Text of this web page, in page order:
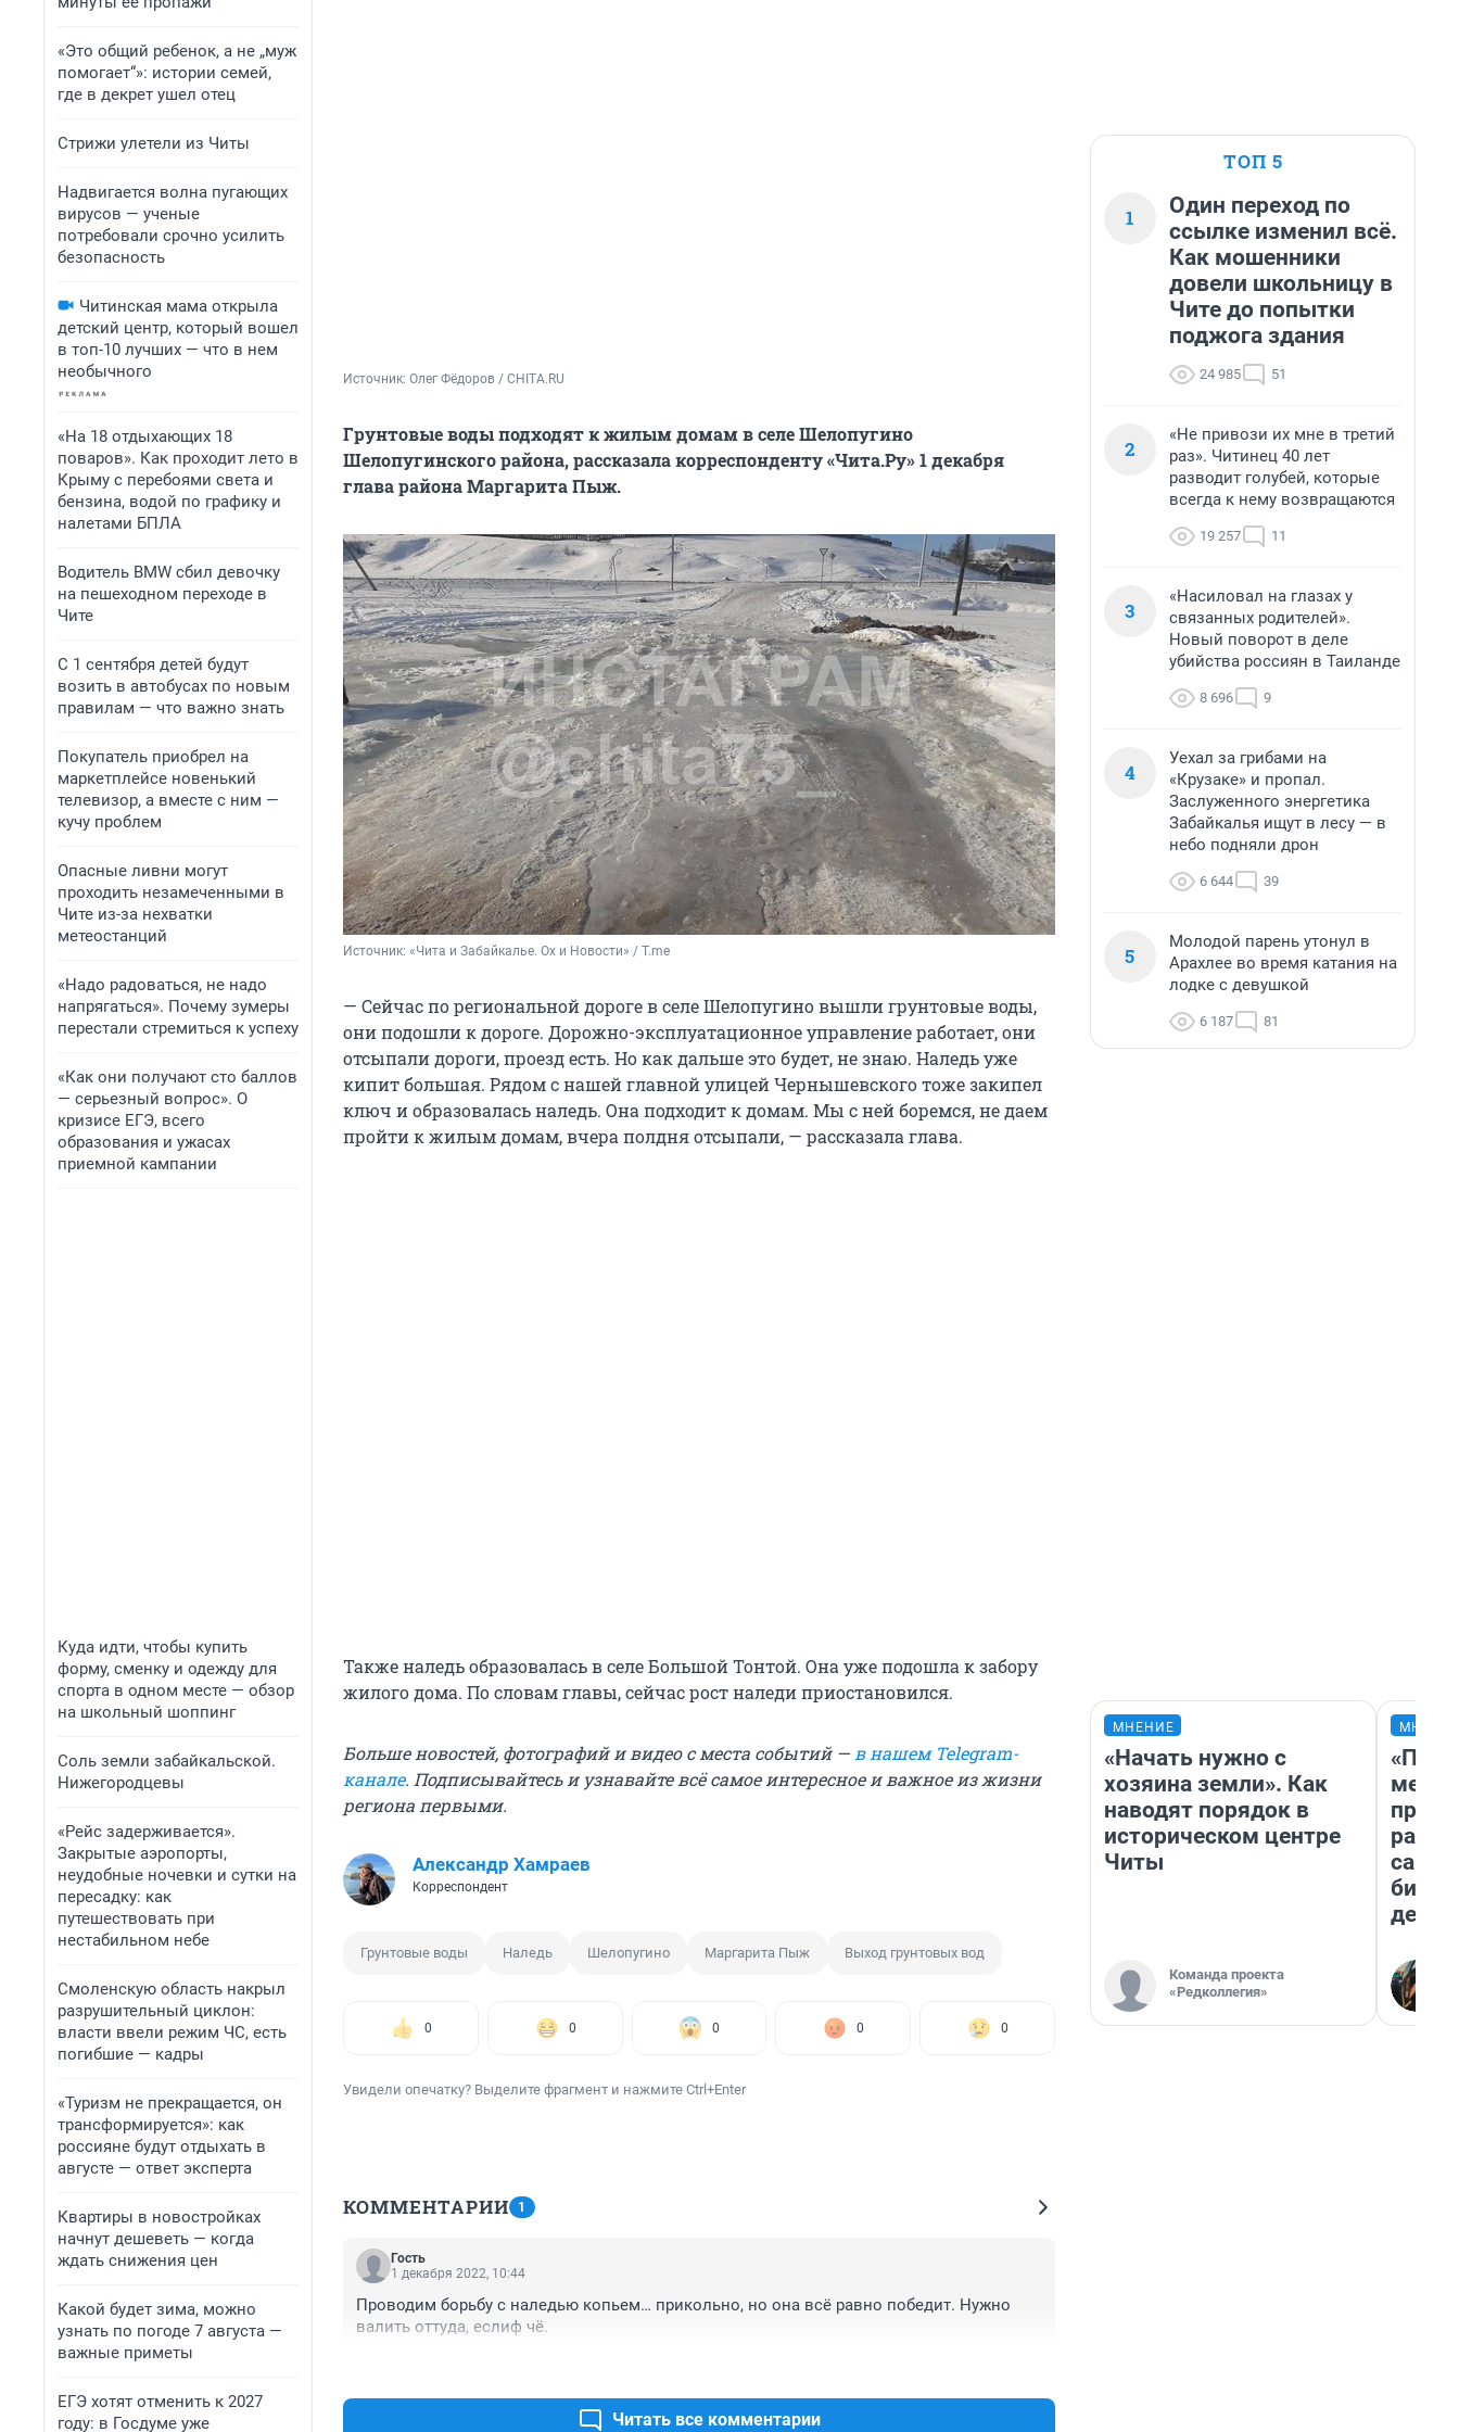
«Это общий ребенок, а не „муж
помогает“»: истории семей,
где в декрет ушел отец
Стрижи улетели из Читы
Надвигается волна пугающих
вирусов — ученые
потребовали срочно усилить
безопасность
Читинская мама открыла
детский центр, который вошел
в топ-10 лучших — что в нем
необычного
«На 18 отдыхающих 18
поваров». Как проходит лето в
Крыму с перебоями света и
бензина, водой по графику и
налетами БПЛА
Водитель BMW сбил девочку
на пешеходном переходе в
Чите
С 1 сентября детей будут
возить в автобусах по новым
правилам — что важно знать
Покупатель приобрел на
маркетплейсе новенький
телевизор, а вместе с ним —
кучу проблем
Опасные ливни могут
проходить незамеченными в
Чите из-за нехватки
метеостанций
«Надо радоваться, не надо
напрягаться». Почему зумеры
перестали стремиться к успеху
«Как они получают сто баллов
— серьезный вопрос». О
кризисе ЕГЭ, всего
образования и ужасах
приемной кампании
Куда идти, чтобы купить
форму, сменку и одежду для
спорта в одном месте — обзор
на школьный шоппинг
Соль земли забайкальской.
Нижегородцевы
«Рейс задерживается».
Закрытые аэропорты,
неудобные ночевки и сутки на
пересадку: как
путешествовать при
нестабильном небе
Смоленскую область накрыл
разрушительный циклон:
власти ввели режим ЧС, есть
погибшие — кадры
«Туризм не прекращается, он
трансформируется»: как
россияне будут отдыхать в
августе — ответ эксперта
Квартиры в новостройках
начнут дешеветь — когда
ждать снижения цен
Какой будет зима, можно
узнать по погоде 7 августа —
важные приметы
ЕГЭ хотят отменить к 2027
году: в Госдуме уже
Источник: Олег Фёдоров / CHITA.RU
Грунтовые воды подходят к жилым домам в селе Шелопугино
Шелопугинского района, рассказала корреспонденту «Чита.Ру» 1 декабря
глава района Маргарита Пыж.
Источник: «Чита и Забайкалье. Ох и Новости» / T.me
— Сейчас по региональной дороге в селе Шелопугино вышли грунтовые воды,
они подошли к дороге. Дорожно-эксплуатационное управление работает, они
отсыпали дороги, проезд есть. Но как дальше это будет, не знаю. Наледь уже
кипит большая. Рядом с нашей главной улицей Чернышевского тоже закипел
ключ и образовалась наледь. Она подходит к домам. Мы с ней боремся, не даем
пройти к жилым домам, вчера полдня отсыпали, — рассказала глава.
Также наледь образовалась в селе Большой Тонтой. Она уже подошла к забору
жилого дома. По словам главы, сейчас рост наледи приостановился.
Больше новостей, фотографий и видео с места событий — в нашем Telegram-
канале. Подписывайтесь и узнавайте всё самое интересное и важное из жизни
региона первыми.
Александр Хамраев
Корреспондент
Грунтовые воды Наледь Шелопугино Маргарита Пыж Выход грунтовых вод
0 0 0 0 0
Увидели опечатку? Выделите фрагмент и нажмите Ctrl+Enter
КОММЕНТАРИИ 1
Гость
1 декабря 2022, 10:44
Проводим борьбу с наледью копьем… прикольно, но она всё равно победит. Нужно
валить оттуда, еслиф чё.
Читать все комментарии
ТОП 5
1
Один переход по
ссылке изменил всё.
Как мошенники
довели школьницу в
Чите до попытки
поджога здания
24 985 51
2
«Не привози их мне в третий
раз». Читинец 40 лет
разводит голубей, которые
всегда к нему возвращаются
19 257 11
3
«Насиловал на глазах у
связанных родителей».
Новый поворот в деле
убийства россиян в Таиланде
8 696 9
4
Уехал за грибами на
«Крузаке» и пропал.
Заслуженного энергетика
Забайкалья ищут в лесу — в
небо подняли дрон
6 644 39
5
Молодой парень утонул в
Арахлее во время катания на
лодке с девушкой
6 187 81
МНЕНИЕ
«Начать нужно с
хозяина земли». Как
наводят порядок в
историческом центре
Читы
Команда проекта
«Редколлегия»